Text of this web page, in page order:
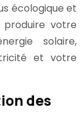
écologique et
votre
solaire,
et votre
des